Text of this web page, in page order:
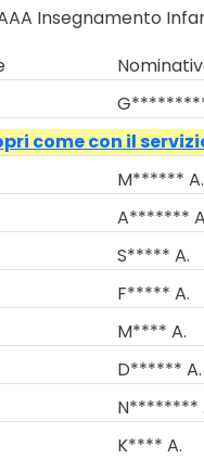
Insegnamento
come con il
M****** A.
A*******
S***** A.
F***** A.
M**** A.
D****** A.
N********
K**** A.